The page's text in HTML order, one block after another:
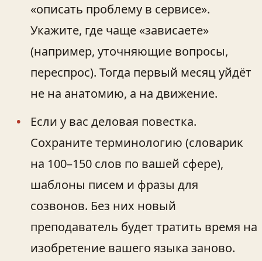
«описать проблему в сервисе».
Укажите, где чаще «зависаете»
(например, уточняющие вопросы,
переспрос). Тогда первый месяц уйдёт
не на анатомию, а на движение.
Если у вас деловая повестка.
Сохраните терминологию (словарик
на 100–150 слов по вашей сфере),
шаблоны писем и фразы для
созвонов. Без них новый
преподаватель будет тратить время на
изобретение вашего языка заново.